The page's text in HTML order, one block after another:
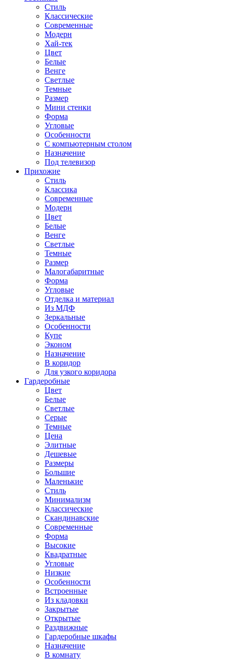
Стиль
Классические
Современные
Модерн
Хай-тек
Цвет
Белые
Венге
Светлые
Темные
Размер
Мини стенки
Форма
Угловые
Особенности
С компьютерным столом
Назначение
Под телевизор
Прихожие
Стиль
Классика
Современные
Модерн
Цвет
Белые
Венге
Светлые
Темные
Размер
Малогабаритные
Форма
Угловые
Отделка и материал
Из МДФ
Зеркальные
Особенности
Купе
Эконом
Назначение
В коридор
Для узкого коридора
Гардеробные
Цвет
Белые
Светлые
Серые
Темные
Цена
Элитные
Дешевые
Размеры
Большие
Маленькие
Стиль
Минимализм
Классические
Скандинавские
Современные
Форма
Высокие
Квадратные
Угловые
Низкие
Особенности
Встроенные
Из кладовки
Закрытые
Открытые
Раздвижные
Гардеробные шкафы
Назначение
В комнату